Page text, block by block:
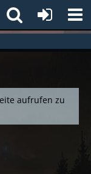
aufrufen zu